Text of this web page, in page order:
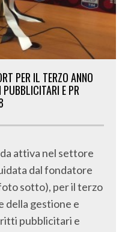
PER IL TERZO ANNO
PUBBLICITARI E PR
attiva nel settore
dal fondatore
sotto), per il terzo
della gestione e
pubblicitari e